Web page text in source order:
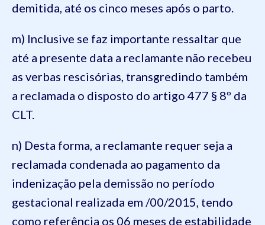
demitida, até os cinco meses após o parto.
m) Inclusive se faz importante ressaltar que
até a presente data a reclamante não recebeu
as verbas rescisórias, transgredindo também
a reclamada o disposto do artigo 477 § 8º da
CLT.
n) Desta forma, a reclamante requer seja a
reclamada condenada ao pagamento da
indenização pela demissão no período
gestacional realizada em /00/2015, tendo
como referência os 06 meses de estabilidade